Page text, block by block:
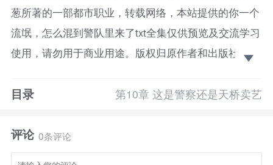
葱所著的一部都市职业，转载网络，本站提供的你一个
流氓，怎么混到警队里来了txt全集仅供预览及交流学习
使用，请勿用于商业用途。版权归原作者和出版社所
正版！ 穿越平行世界的叶麟，在系统的威胁下硬是从
因为长得像流氓，报道第一天差点被退货。后续因为
目录 第10章 这是警察还是天桥卖艺
评论 0条评论